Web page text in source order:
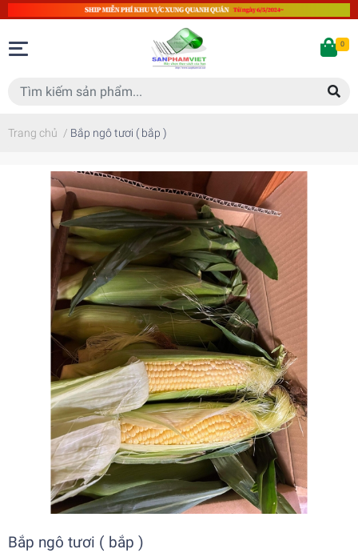
0
Trang chủ / Bắp ngô tươi ( bắp )
Bắp ngô tươi ( bắp )